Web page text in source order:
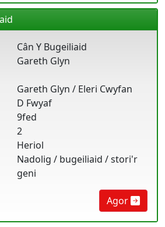
Cân Y Bugeiliaid
Gareth Glyn
Gareth Glyn / Eleri Cwyfan
D Fwyaf
9fed
2
Heriol
Nadolig / bugeiliaid / stori'r
geni
Agor